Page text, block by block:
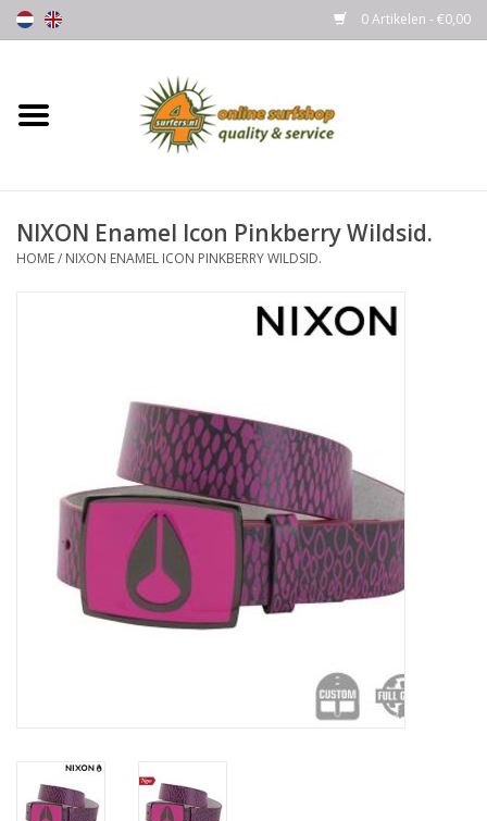
0 Artikelen - €0,00
Home
Wetsuits
Lycra's & UV protection
Accessories
Women
Merken
NIXON Enamel Icon Pinkberry Wildsid.
HOME/ NIXON ENAMEL ICON PINKBERRY WILDSID.